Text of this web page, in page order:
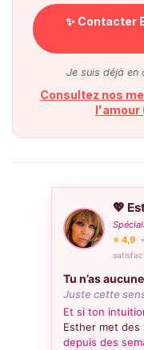
✨ Contacter
Je suis déjà en
Consultez nos
l'amour
💖
⭐ 4,9·
Tu n’as
Juste cette
Et si ton
Esther met des
depuis des